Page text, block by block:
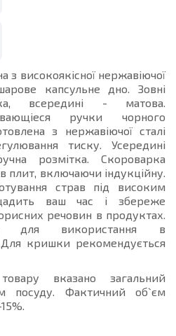
​​з високоякісної нержавіючої
капсульне дно. Зовні
всередині - матова.
ручки чорного
​​з нержавіючої сталі
тиску. Усередині
розмітка. Скороварка
плит, включаючи індукційну.
страв під високим
ваш час і збереже
речовин в продуктах.
для використання в
кришки рекомендується
вказано загальний
посуду. Фактичний об`єм